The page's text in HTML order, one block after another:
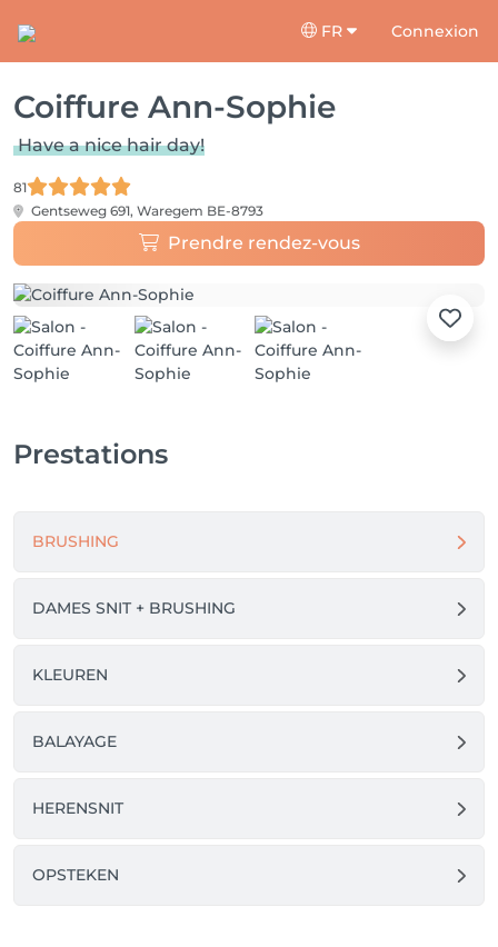
FR Connexion
Coiffure Ann-Sophie
Have a nice hair day!
81
Gentseweg 691, Waregem BE-8793
Prendre rendez-vous
Prestations
BRUSHING
DAMES SNIT + BRUSHING
KLEUREN
BALAYAGE
HERENSNIT
OPSTEKEN